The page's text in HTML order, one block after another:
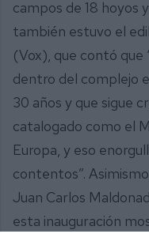
campos de 18 hoyos
también estuvo el
(Vox), que contó que
dentro del complejo
30 años y que sigue
catalogado como el
Europa, y eso
contentos”.
Juan Carlos
esta inauguración